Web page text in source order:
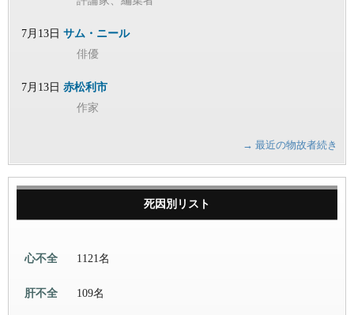
7月13日 サム・ニール
俳優
7月13日 赤松利市
作家
→ 最近の物故者続き
死因別リスト
心不全 1121名
肝不全 109名